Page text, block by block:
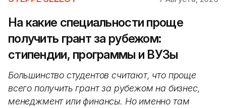
На какие специальности проще
получить грант за рубежом:
стипендии, программы и ВУЗы
Большинство студентов считают, что проще
всего получить грант за рубежом на бизнес,
менеджмент или финансы. Но именно там